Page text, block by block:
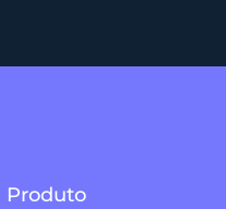
Produto